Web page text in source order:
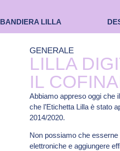
BANDIERA LILLA
GENERALE
LILLA
IL
Abbiamo appreso oggi che
che l’Etichetta Lilla è stato
2014/2020.
Non possiamo che
elettroniche e aggiungere